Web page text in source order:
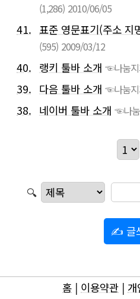
(1,286) 2010/06/05
41. 표준 영문표기(주소 지
(595) 2009/03/12
40. 랭키 툴바 소개 ☜나눔
39. 다음 툴바 소개 ☜나눔
38. 네이버 툴바 소개 ☜나
🔍
✍ 글
홈 | 이용약관 |